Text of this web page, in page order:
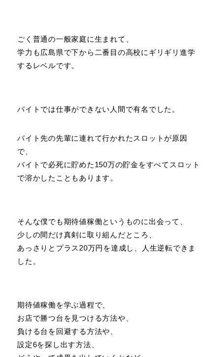
ごく普通の一般家庭に生まれて、
学力も広島県で下から二番目の高校にギリギリ進学
するレベルです。
バイトでは仕事ができない人間で有名でした。
バイト先の先輩に連れて行かれたスロットが原因
で、
バイトで必死に貯めた150万の貯金をすべてスロット
で溶かしたこともあります。
そんな僕でも期待値稼働というものに出会って、
少しの間だけ真剣に取り組んだところ、
あっさりとプラス20万円を達成し、人生逆転できま
した。
期待値稼働を学ぶ過程で、
お店で勝つ台を見つける方法や、
負ける台を回避する方法や、
設定6を探し出す方法、